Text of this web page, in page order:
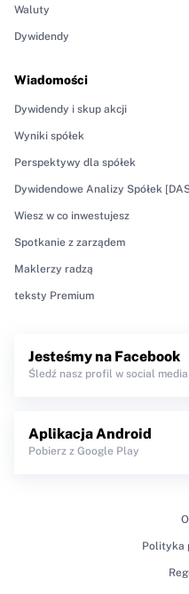
Waluty
Dywidendy
Wiadomości
Dywidendy i skup akcji
Wyniki spółek
Perspektywy dla spółek
Dywidendowe Analizy Spółek
Wiesz w co inwestujesz
Spotkanie z zarządem
Maklerzy radzą
teksty Premium
Jesteśmy na Facebook
Śledź nasz profil w social media
Aplikacja Android
Pobierz z Google Play
Polityka